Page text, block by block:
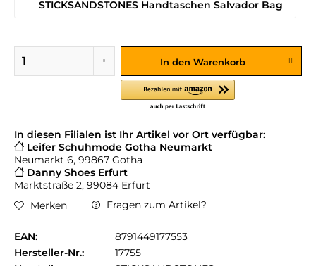
In den Warenkorb
In diesen Filialen ist Ihr Artikel vor Ort verfügbar:
Leifer Schuhmode Gotha Neumarkt
Neumarkt 6, 99867 Gotha
Danny Shoes Erfurt
Marktstraße 2, 99084 Erfurt
Merken
Fragen zum Artikel?
EAN:
8791449177553
Hersteller-Nr.:
17755